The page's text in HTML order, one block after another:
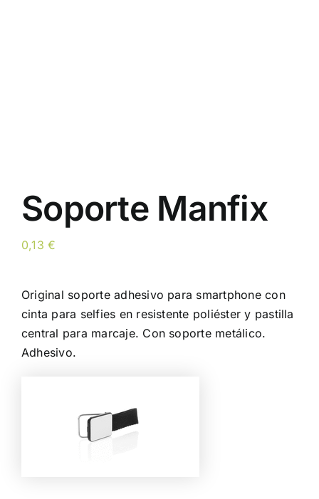
Soporte Manfix
0,13€
Original soporte adhesivo para smartphone con
cinta para selfies en resistente poliéster y pastilla
central para marcaje. Con soporte metálico.
Adhesivo.